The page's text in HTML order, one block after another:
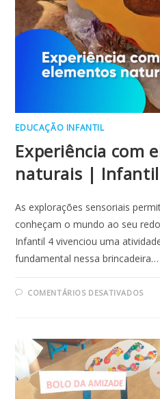
EDUCAÇÃO INFANTIL
Experiência com
naturais |
As explorações sensoriais
conheçam o mundo ao seu
Infantil 4 vivenciou uma
fundamental nessa brincadeira…
COMENTÁRIOS DESATIVADOSEM
|
4